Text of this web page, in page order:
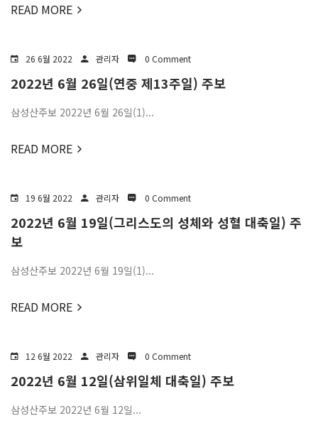
READ MORE
26 6월 2022 관리자 0 Comment
2022년 6월 26일(연중 제13주일) 주보
삼성산주보 2022년 6월 26일(1)...
READ MORE
19 6월 2022 관리자 0 Comment
2022년 6월 19일(그리스도의 성체와 성혈 대축일) 주
보
삼성산주보 2022년 6월 19일(1)...
READ MORE
12 6월 2022 관리자 0 Comment
2022년 6월 12일(삼위일체 대축일) 주보
삼성산주보 2022년 6월 12일...